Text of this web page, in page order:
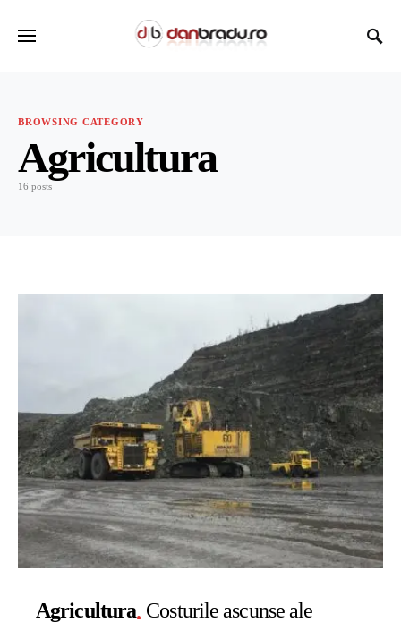
BROWSING CATEGORY
Agricultura
16 posts
Agricultura Costurile ascunse ale